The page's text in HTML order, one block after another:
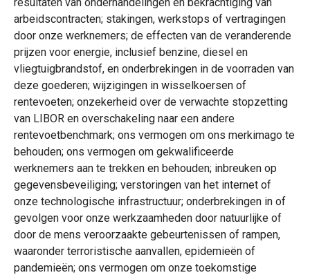
arbeidscontracten; stakingen, werkstops of vertragingen
door onze werknemers; de effecten van de veranderende
prijzen voor energie, inclusief benzine, diesel en
vliegtuigbrandstof, en onderbrekingen in de voorraden van
deze goederen; wijzigingen in wisselkoersen of
rentevoeten; onzekerheid over de verwachte stopzetting
van LIBOR en overschakeling naar een andere
rentevoetbenchmark; ons vermogen om ons merkimago te
behouden; ons vermogen om gekwalificeerde
werknemers aan te trekken en behouden; inbreuken op
gegevensbeveiliging; verstoringen van het internet of
onze technologische infrastructuur; onderbrekingen in of
gevolgen voor onze werkzaamheden door natuurlijke of
door de mens veroorzaakte gebeurtenissen of rampen,
waaronder terroristische aanvallen, epidemieën of
pandemieën; ons vermogen om onze toekomstige